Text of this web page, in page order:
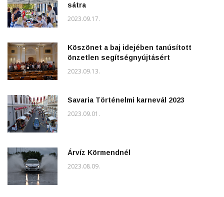
sátra
2023.09.17.
Köszönet a baj idejében tanúsított
önzetlen segítségnyújtásért
2023.09.13.
Savaria Történelmi karnevál 2023
2023.09.01.
Árvíz Körmendnél
2023.08.09.